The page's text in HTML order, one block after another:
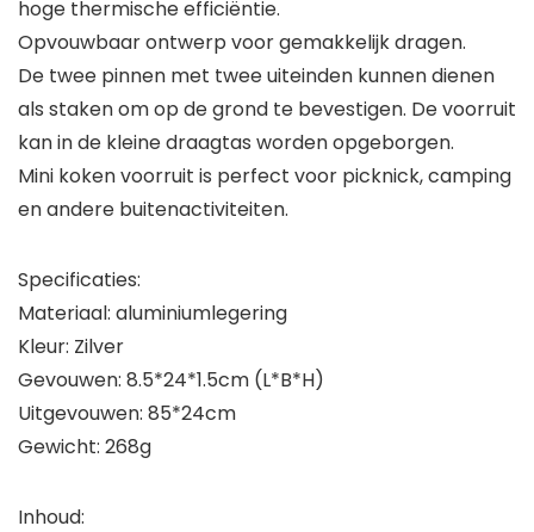
hoge thermische efficiëntie.
Opvouwbaar ontwerp voor gemakkelijk dragen.
De twee pinnen met twee uiteinden kunnen dienen
als staken om op de grond te bevestigen. De voorruit
kan in de kleine draagtas worden opgeborgen.
Mini koken voorruit is perfect voor picknick, camping
en andere buitenactiviteiten.
Specificaties:
Materiaal: aluminiumlegering
Kleur: Zilver
Gevouwen: 8.5*24*1.5cm (L*B*H)
Uitgevouwen: 85*24cm
Gewicht: 268g
Inhoud: